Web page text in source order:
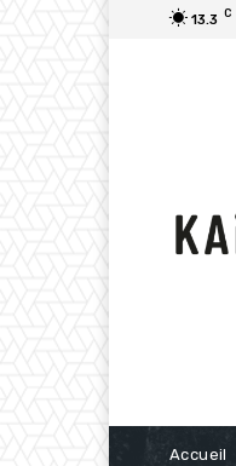
13.3 C
Accueil